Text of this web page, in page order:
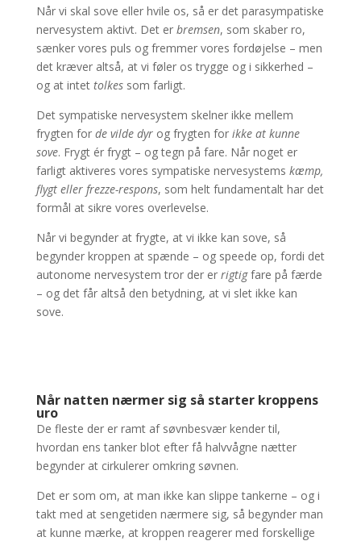
Når vi skal sove eller hvile os, så er det parasympatiske
nervesystem aktivt. Det er bremsen, som skaber ro,
sænker vores puls og fremmer vores fordøjelse – men
det kræver altså, at vi føler os trygge og i sikkerhed –
og at intet tolkessom farligt.
Det sympatiske nervesystem skelner ikke mellem
frygten for de vilde dyrog frygten for ikke at kunne
sove. Frygt ér frygt – og tegn på fare. Når noget er
farligt aktiveres vores sympatiske nervesystems kæmp,
flygt eller frezze-respons, som helt fundamentalt har det
formål at sikre vores overlevelse.
Når vi begynder at frygte, at vi ikke kan sove, så
begynder kroppen at spænde – og speede op, fordi det
autonome nervesystem tror der er rigtigfare på færde
– og det får altså den betydning, at vi slet ikke kan
sove.
Når natten nærmer sig så starter kroppens
uro
De fleste der er ramt af søvnbesvær kender til,
hvordan ens tanker blot efter få halvvågne nætter
begynder at cirkulerer omkring søvnen.
Det er som om, at man ikke kan slippe tankerne – og i
takt med at sengetiden nærmere sig, så begynder man
at kunne mærke, at kroppen reagerer med forskellige